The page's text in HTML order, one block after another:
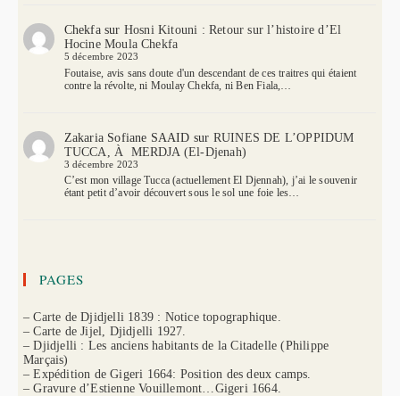
Chekfasur Hosni Kitouni : Retour sur l’histoire d’El
Hocine Moula Chekfa
5 décembre 2023
Foutaise, avis sans doute d'un descendant de ces traitres qui étaient
contre la révolte, ni Moulay Chekfa, ni Ben Fiala,…
Zakaria Sofiane SAAID sur RUINES DE L’OPPIDUM
TUCCA, À MERDJA (El-Djenah)
3 décembre 2023
C’est mon village Tucca (actuellement El Djennah), j’ai le souvenir
étant petit d’avoir découvert sous le sol une foie les…
PAGES
– Carte de Djidjelli 1839 : Notice topographique.
– Carte de Jijel, Djidjelli 1927.
– Djidjelli : Les anciens habitants de la Citadelle (Philippe
Marçais)
– Expédition de Gigeri 1664: Position des deux camps.
– Gravure d’Estienne Vouillemont…Gigeri 1664.